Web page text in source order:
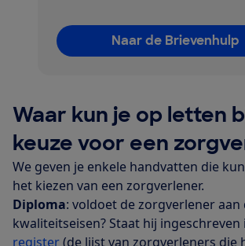
Naar de Brievenhulp
Waar kun je op letten
keuze voor een
We geven je enkele handvatten die
het kiezen van een zorgverlener.
Diploma: voldoet de zorgverlener
kwaliteitseisen? Staat hij ingeschreven
register(de lijst van zorgverleners die